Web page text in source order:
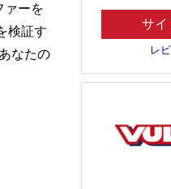
ァーを
検証す
なたの
サイ
レ